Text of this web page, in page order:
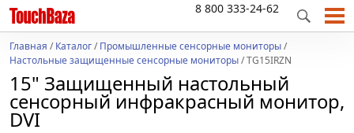
8 800 333-24-62
Главная /Каталог/Промышленные сенсорные мониторы/
Настольные защищенные сенсорные мониторы/ TG15IRZN
15" Защищенный настольный
сенсорный инфракрасный монитор,
DVI